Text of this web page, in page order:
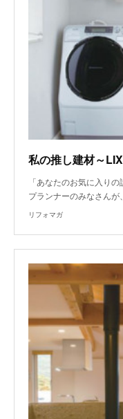
「あなたのお気に入り
プランナーのみなさん
リフォマガ